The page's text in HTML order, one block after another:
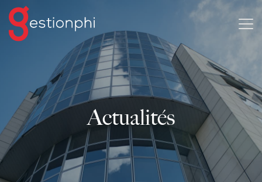
Actualités